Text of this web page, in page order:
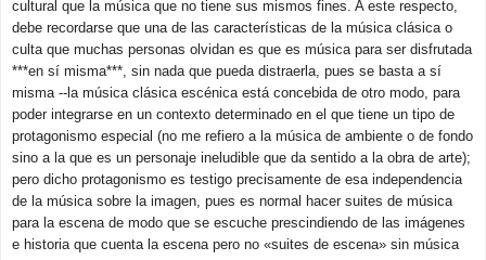
cultural que la música que no tiene sus mismos fines. A este respecto,
debe recordarse que una de las características de la música clásica o
culta que muchas personas olvidan es que es música para ser disfrutada
***en sí misma***, sin nada que pueda distraerla, pues se basta a sí
misma --la música clásica escénica está concebida de otro modo, para
poder integrarse en un contexto determinado en el que tiene un tipo de
protagonismo especial (no me refiero a la música de ambiente o de fondo
sino a la que es un personaje ineludible que da sentido a la obra de arte);
pero dicho protagonismo es testigo precisamente de esa independencia
de la música sobre la imagen, pues es normal hacer suites de música
para la escena de modo que se escuche prescindiendo de las imágenes
e historia que cuenta la escena pero no «suites de escena» sin música